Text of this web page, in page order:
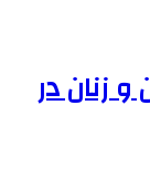
زنان در